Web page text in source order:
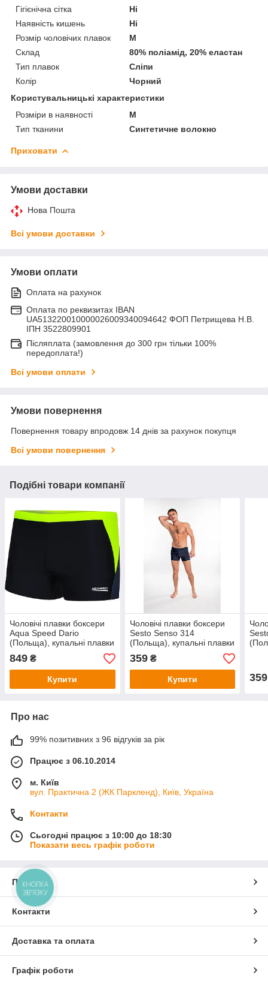
Гігієнічна сітка
Ні
Наявність кишень
Ні
Розмір чоловічих плавок
M
Склад
80% поліамід, 20% еластан
Тип плавок
Сліпи
Колір
Чорний
Користувальницькі характеристики
Розміри в наявності
M
Тип тканини
Синтетичне волокно
Приховати
Умови доставки
Нова Пошта
Всі умови доставки
Умови оплати
Оплата на рахунок
Оплата по реквизитах IBAN
UA513220010000026009340094642 ФОП Петрищева Н.В.
ІПН 3522809901
Післяплата (замовлення до 300 грн тільки 100%
передоплата!)
Всі умови оплати
Умови повернення
Повернення товару впродовж 14 днів за рахунок покупця
Всі умови повернення
Подібні товари компанії
Чоловічі плавки боксери
Aqua Speed Dario
(Польща), купальні плавки
для пляжу, для басейну
849 ₴
Купити
Чоловічі плавки боксери
Sesto Senso 314
(Польща), купальні плавки
для пляжу, для басейну
359₴
Купити 359
Про нас
99% позитивних з 96 відгуків за рік
Працює з 06.10.2014
м. Київ
вул. Практична 2 (ЖК Паркленд), Київ, Україна
Контакти
Сьогодні працює з 10:00 до 18:30
Показати весь графік роботи
Про нас
Контакти
Доставка та оплата
Графік роботи
КНОПКА
ЗВ'ЯЗКУ